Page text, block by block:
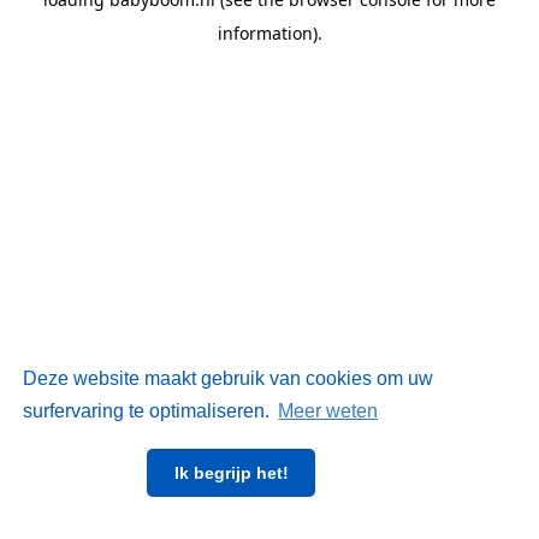
Deze website maakt gebruik van cookies om uw
surfervaring te optimaliseren. Meer weten
Ik begrijp het!
information).